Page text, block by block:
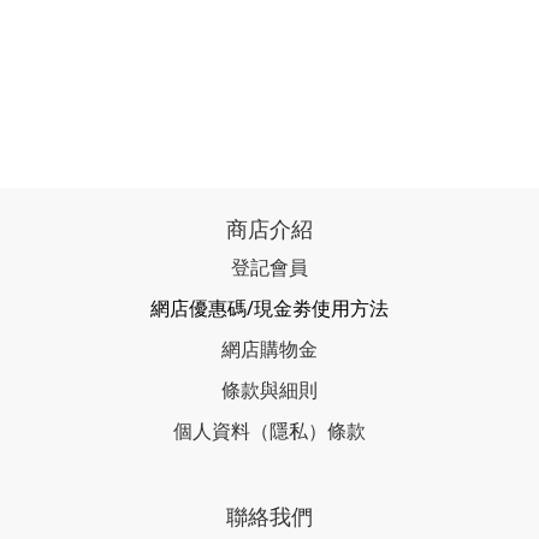
商店介紹
登記會員
網店優惠碼/現金劵使用方法
網店購物金
條款與細則
個人資料（隱私）條款
聯絡我們